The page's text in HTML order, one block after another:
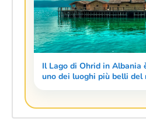
Il Lago di Ohrid in Albania
uno dei luoghi più belli del